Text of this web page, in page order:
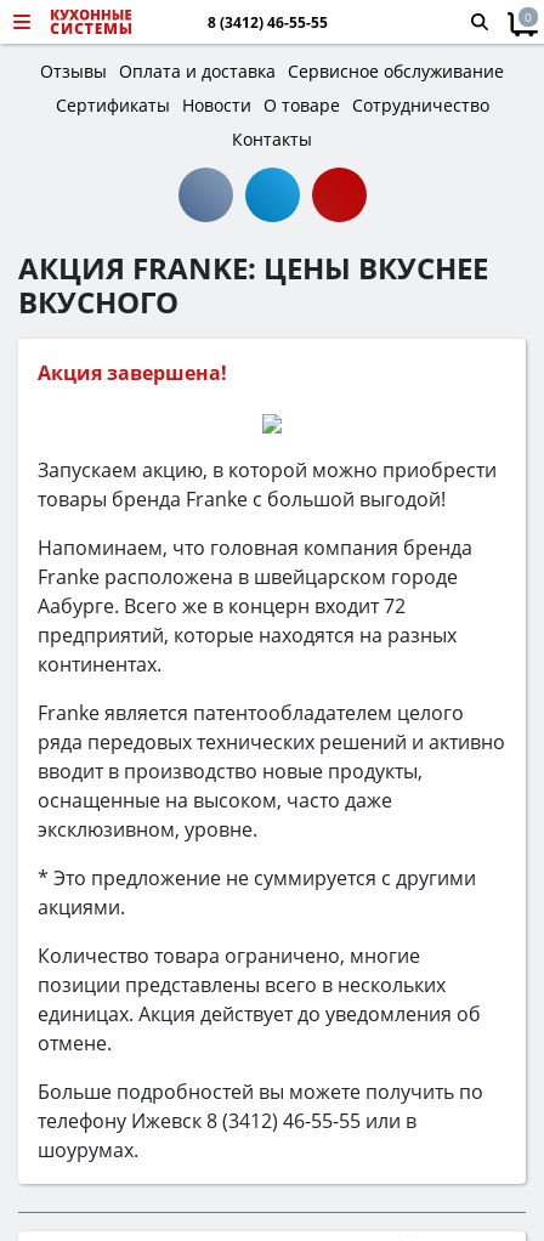
8 (3412) 46-55-55 0
Отзывы Оплата и доставка Сервисное обслуживание
Сертификаты
Новости О товаре Сотрудничество
Контакты
АКЦИЯ FRANKE: ЦЕНЫ ВКУСНЕЕ
ВКУСНОГО
Акция завершена!
Запускаем акцию, в которой можно приобрести
товары бренда Franke с большой выгодой!
Напоминаем, что головная компания бренда
Franke расположена в швейцарском городе
Аабурге. Всего же в концерн входит 72
предприятий, которые находятся на разных
континентах.
Franke является патентообладателем целого
ряда передовых технических решений и активно
вводит в производство новые продукты,
оснащенные на высоком, часто даже
эксклюзивном, уровне.
* Это предложение не суммируется с другими
акциями.
Количество товара ограничено, многие
позиции представлены всего в нескольких
единицах. Акция действует до уведомления об
отмене.
Больше подробностей вы можете получить по
телефону Ижевск 8 (3412) 46-55-55 или в
шоурумах.